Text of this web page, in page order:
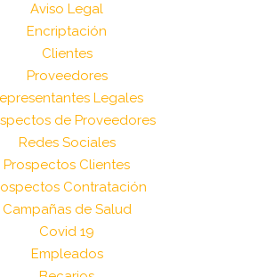
Aviso Legal
Encriptación
Clientes
Proveedores
Legales
de Proveedores
Redes Sociales
Prospectos Clientes
Contratación
Campañas de Salud
Covid 19
Empleados